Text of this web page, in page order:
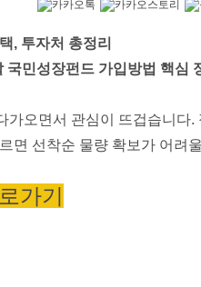
, 투자처 총정리
국민성장펀드 가입방법 핵심
오면서 관심이 뜨겁습니다.
면 선착순 물량 확보가 어려
가기